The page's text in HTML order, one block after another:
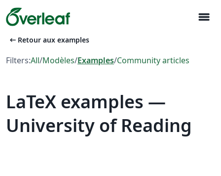
menu
arrow_left_alt Retour aux examples
Filters:All/Modèles/Examples/Community articles
LaTeX examples —
University of Reading